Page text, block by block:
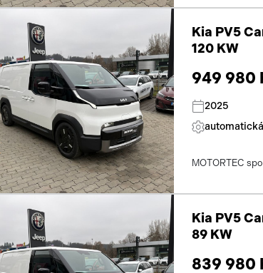
Kia PV5
120 KW
949 980
2025
automatická
MOTORTEC
Kia PV5
89 KW
839 980